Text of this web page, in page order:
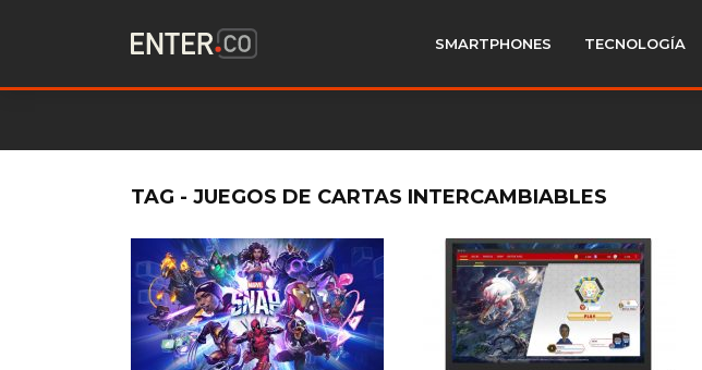
SMARTPHONES TECNOLOGÍA
TAG - JUEGOS DE CARTAS INTERCAMBIABLES